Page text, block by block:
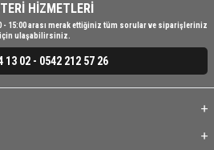
HİZMETLERİ
- 15:00 arası merak ettiğiniz tüm sorular ve siparişleriniz
için ulaşabilirsiniz.
13 02 - 0542 212 57 26